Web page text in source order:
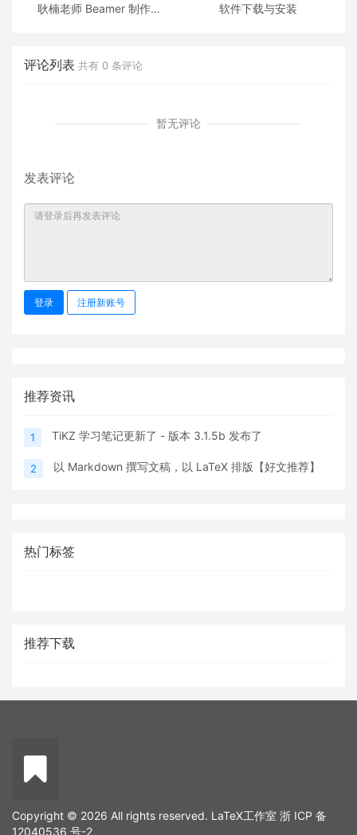
耿楠老师 Beamer 制作的
软件下载与安装
评论列表 共有 0 条评论
暂无评论
发表评论
登录 注册新账号
推荐资讯
1 TiKZ 学习笔记更新了 - 版本 3.1.5b 发布了
2 以 Markdown 撰写文稿，以 LaTeX 排版【好文推荐】
热门标签
推荐下载
Copyright © 2026 All rights reserved. LaTeX工作室 浙 ICP 备
12040536 号-2